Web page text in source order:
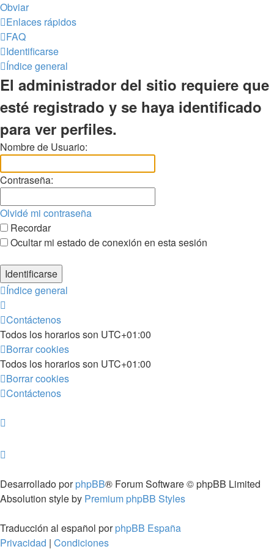
Obviar
Enlaces rápidos
FAQ
Identificarse
Índice general
El administrador del sitio requiere que
esté registrado y se haya identificado
para ver perfiles.
Nombre de Usuario:
Contraseña:
Olvidé mi contraseña
Recordar
Ocultar mi estado de conexión en esta sesión
Índice general
Contáctenos
Todos los horarios son UTC+01:00
Borrar cookies
Todos los horarios son UTC+01:00
Borrar cookies
Contáctenos
Desarrollado porphpBB® Forum Software © phpBB Limited
Absolution style by Premium phpBB Styles
Traducción al español porphpBB España
Privacidad | Condiciones